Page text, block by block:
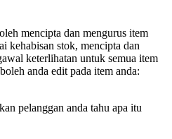
mencipta dan mengurus item
kehabisan stok, mencipta dan
keterlihatan untuk semua item
anda edit pada item anda:
pelanggan anda tahu apa itu